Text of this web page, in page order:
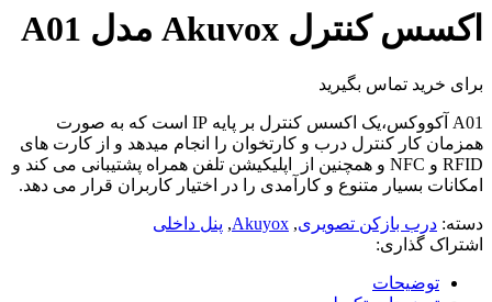
اکسس کنترل Akuvox مدل A01
برای خرید تماس بگیرید
A01 آکووکس،یک اکسس کنترل بر پایه IP است که به صورت
همزمان کار کنترل درب و کارتخوان را انجام میدهد و از کارت های
RFID و NFC و همچنین از اپلیکیشن تلفن همراه پشتیبانی می کند و
امکانات بسیار متنوع و کارآمدی را در اختیار کاربران قرار می دهد.
دسته: درب بازکن تصویری,
Akuyox
, پنل داخلی
اشتراک گذاری:
توضیحات